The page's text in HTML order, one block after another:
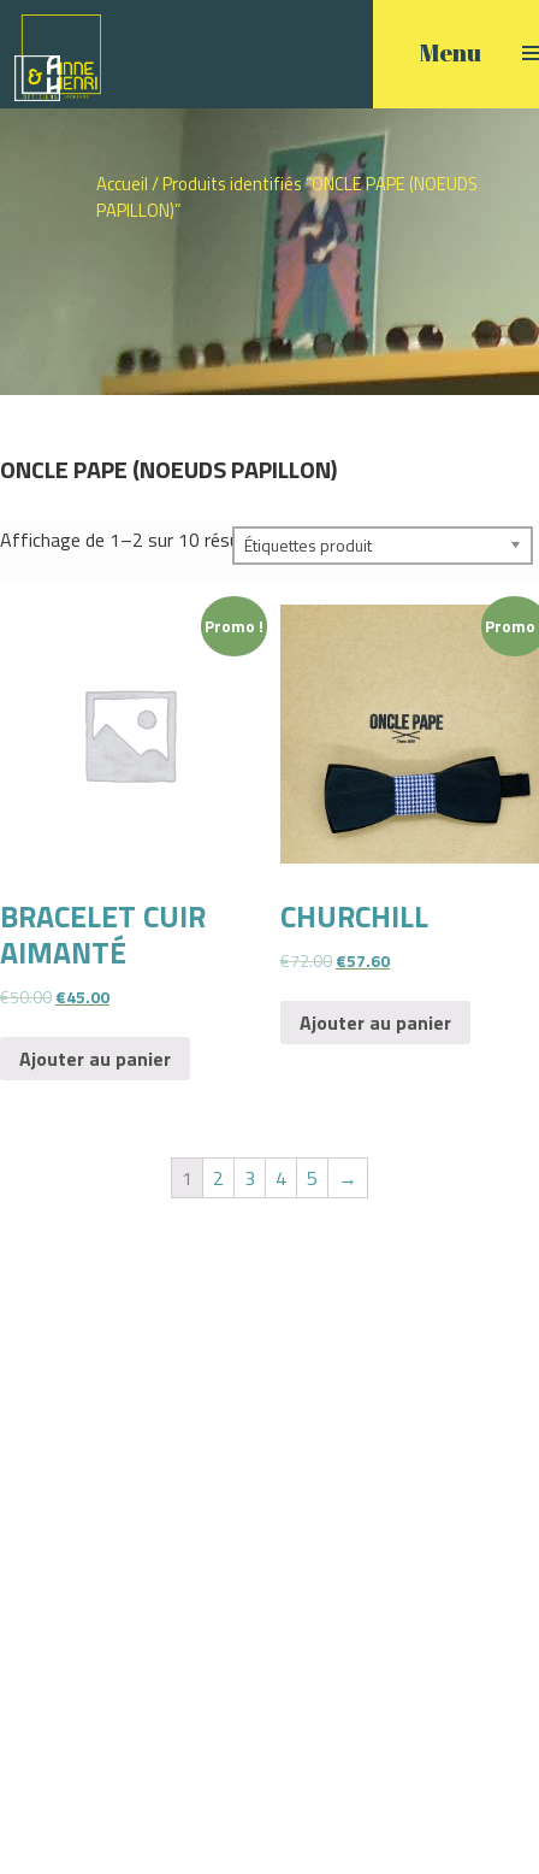
Accueil/ Produits identifiés “ONCLE PAPE (NOEUDS
PAPILLON)”
ONCLE PAPE (NOEUDS PAPILLON)
Étiquettes produit
Affichage de 1–2 sur 10 résultats
Promo !
BRACELET CUIR
AIMANTÉ
€50.00€45.00
Ajouter au panier
Promo
CHURCHILL
€72.00€57.60
Ajouter au panier
1 2 3 4 5 →